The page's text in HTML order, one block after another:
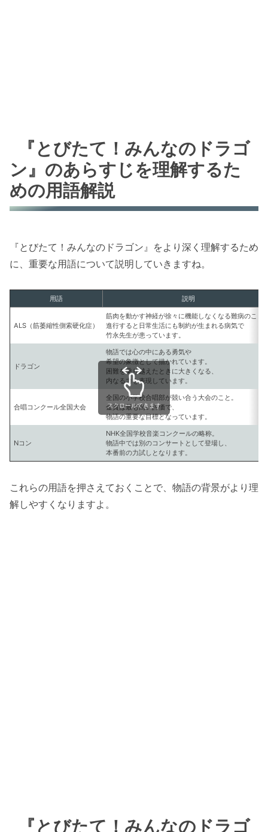
『とびたて！みんなのドラゴ
ン』のあらすじを理解するた
めの用語解説
『とびたて！みんなのドラゴン』をより深く理解するため
に、重要な用語について説明していきますね。
用語 説明
ALS（筋萎縮性側索硬化症）
筋肉を動かす神経が徐々に機能しなくなる難病のこと
進行すると日常生活にも制約が生まれる病気で
竹永先生が患っています。
ドラゴン
物語では心の中にある勇気や
希望の象徴として描かれています。
困難を乗り越えたときに大きくなる、
内なる力を表現しています。
合唱コンクール全国大会
全国の小学校合唱部が競い合う大会のこと。
金賞は最も高い評価で、
物語の重要な目標となっています。
Nコン
NHK全国学校音楽コンクールの略称。
物語中では別のコンサートとして登場し、
本番前の力試しとなります。
スクロールできます
これらの用語を押さえておくことで、物語の背景がより理
解しやすくなりますよ。
『とびたて！みんなのドラゴ